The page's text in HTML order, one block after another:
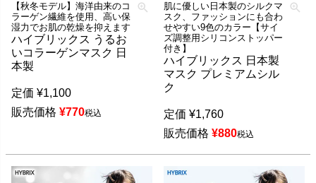
【秋冬モデル】海洋由来のコ
ラーゲン繊維を使用、高い保
湿力でお肌の乾燥を抑えます
ハイブリックス うるお
いコラーゲンマスク 日
本製
定価 ¥1,100
販売価格 ¥770税込
肌に優しい日本製のシルクマ
スク、ファッションにも合わ
せやすい9色のカラー【サイ
ズ調整用シリコンストッパー
付き】
ハイブリックス 日本製
マスク プレミアムシル
ク
定価 ¥1,760
販売価格 ¥880税込